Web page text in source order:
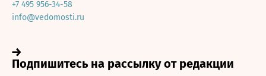
+7 495 956-34-58
info@vedomosti.ru